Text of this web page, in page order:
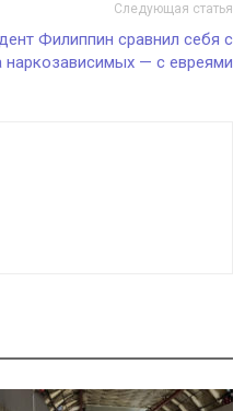
Следующая статья
Филиппин сравнил себя с
наркозависимых — с евреями